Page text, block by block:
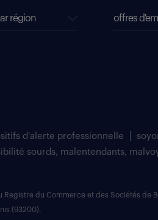
région offres
d'alerte professionnelle
sourds, malentendants,
du Commerce et des Sociétés de
(93200).